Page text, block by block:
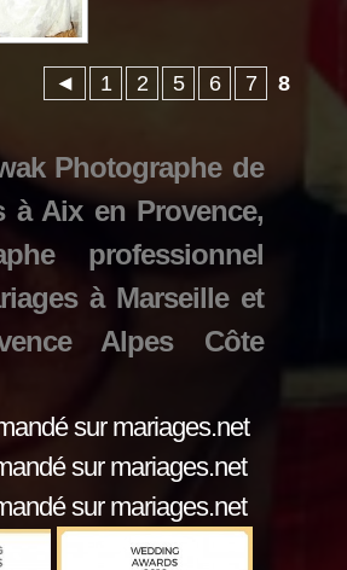
◄ 1 2 5 6 7 8
Photographe de
à Aix en Provence,
professionnel
à Marseille et
Alpes Côte